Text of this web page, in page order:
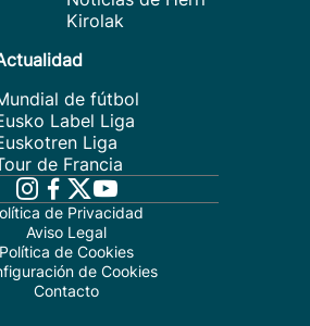
Kirolak
de fútbol
Label Liga
Liga
de Francia
de Privacidad
Aviso Legal
Política de Cookies
de Cookies
Contacto